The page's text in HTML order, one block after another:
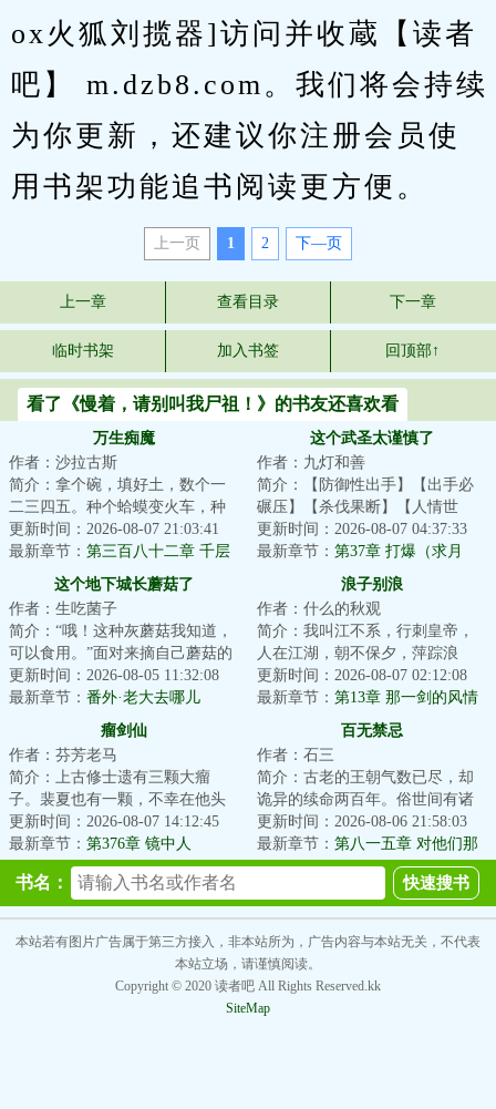
ox火狐刘揽器]访问并收蔵【读者
吧】 m.dzb8.com。我们将会持续
为你更新，还建议你注册会员使
用书架功能追书阅读更方便。
上一页 1 2 下—页
上一章 查看目录 下一章
临时书架 加入书签 回顶部↑
看了《慢着，请别叫我尸祖！》的书友还喜欢看
万生痴魔
作者：沙拉古斯
简介：拿个碗，填好土，数个一
二三四五。种个蛤蟆变火车，种
颗毛豆变老虎。种出一身好手
艺，一生享福不受...
更新时间：2026-08-07 21:03:41
最新章节： 第三百八十二章 千层
这个武圣太谨慎了
作者：九灯和善
简介：【防御性出手】【出手必
碾压】【杀伐果断】【人情世
故】“我真不惹事，只是防御性先
下手为强。”穿...
更新时间：2026-08-07 04:37:33
最新章节： 第37章 打爆（求月
这个地下城长蘑菇了
作者：生吃菌子
简介：“哦！这种灰蘑菇我知道，
可以食用。”面对来摘自己蘑菇的
冒险者，林珺默默在那丛灰蘑菇
里催生出了...
更新时间：2026-08-05 11:32:08
最新章节： 番外·老大去哪儿
浪子别浪
作者：什么的秋观
简介：我叫江不系，行刺皇帝，
人在江湖，朝不保夕，萍踪浪
迹。他们都管我叫浪子，最开始
我以为是因我飘零...
更新时间：2026-08-07 02:12:08
最新章节： 第13章 那一剑的风情
瘤剑仙
作者：芬芳老马
简介：上古修士遗有三颗大瘤
子。裴夏也有一颗，不幸在他头
里。瘤子告诉裴夏：“你太辛苦
了，从今天开始，...
更新时间：2026-08-07 14:12:45
最新章节： 第376章 镜中人
百无禁忌
作者：石三
简介：古老的王朝气数已尽，却
诡异的续命两百年。俗世间有诸
多禁忌。不可犯禁、犯禁必死！
出门先看黄历，...
更新时间：2026-08-06 21:58:03
最新章节： 第八一五章 对他们那
么好干吗？
书名：
本站若有图片广告属于第三方接入，非本站所为，广告内容与本站无关，不代表
本站立场，请谨慎阅读。
Copyright © 2020 读者吧 All Rights Reserved.kk
SiteMap